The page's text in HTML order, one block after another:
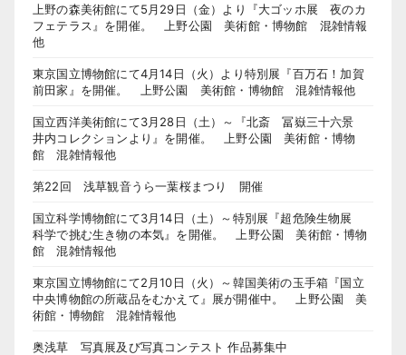
上野の森美術館にて5月29日（金）より『大ゴッホ展 夜のカ
フェテラス』を開催。 上野公園 美術館・博物館 混雑情報
他
東京国立博物館にて4月14日（火）より特別展『百万石！加賀
前田家』を開催。 上野公園 美術館・博物館 混雑情報他
国立西洋美術館にて3月28日（土）～『北斎 冨嶽三十六景
井内コレクションより』を開催。 上野公園 美術館・博物
館 混雑情報他
第22回 浅草観音うら一葉桜まつり 開催
国立科学博物館にて3月14日（土）～特別展『超危険生物展
科学で挑む生き物の本気』を開催。 上野公園 美術館・博物
館 混雑情報他
東京国立博物館にて2月10日（火）～韓国美術の玉手箱『国立
中央博物館の所蔵品をむかえて』展が開催中。 上野公園 美
術館・博物館 混雑情報他
奥浅草 写真展及び写真コンテスト 作品募集中